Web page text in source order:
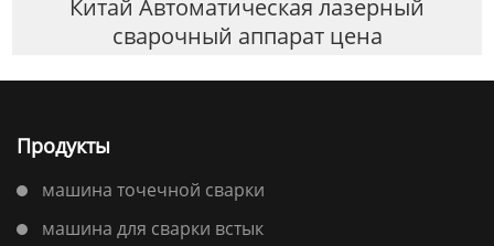
Китай Автоматическая лазерный
сварочный аппарат цена
Продукты
машина точечной сварки
машина для сварки встык